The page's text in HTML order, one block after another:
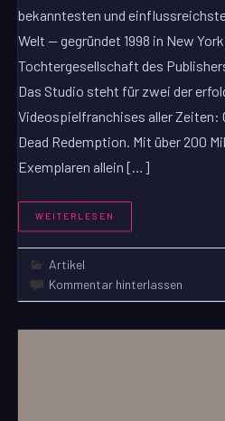
bekanntesten und
Welt — gegründet 1998 in New
Tochtergesellschaft des
Das Studio steht für zwei der
Videospielfranchises aller Zeiten:
Dead Redemption. Mit über 200
Exemplaren allein […]
WEITERLESEN
Artikel
Kommentar hinterlassen